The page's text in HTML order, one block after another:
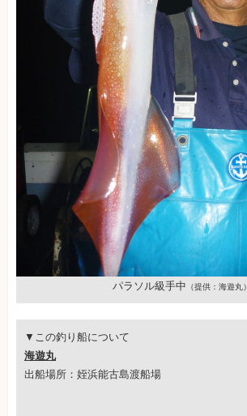
パラソル級手中 （提供：海遊丸）
▼この釣り船について
海遊丸
出船場所：姪浜能古島渡船場